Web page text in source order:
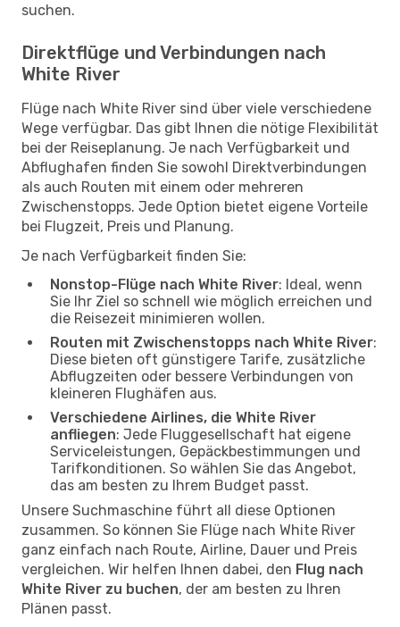
suchen.
Direktflüge und Verbindungen nach
White River
Flüge nach White River sind über viele verschiedene
Wege verfügbar. Das gibt Ihnen die nötige Flexibilität
bei der Reiseplanung. Je nach Verfügbarkeit und
Abflughafen finden Sie sowohl Direktverbindungen
als auch Routen mit einem oder mehreren
Zwischenstopps. Jede Option bietet eigene Vorteile
bei Flugzeit, Preis und Planung.
Je nach Verfügbarkeit finden Sie:
Nonstop-Flüge nach White River: Ideal, wenn
Sie Ihr Ziel so schnell wie möglich erreichen und
die Reisezeit minimieren wollen.
Routen mit Zwischenstopps nach White River:
Diese bieten oft günstigere Tarife, zusätzliche
Abflugzeiten oder bessere Verbindungen von
kleineren Flughäfen aus.
Verschiedene Airlines, die White River
anfliegen: Jede Fluggesellschaft hat eigene
Serviceleistungen, Gepäckbestimmungen und
Tarifkonditionen. So wählen Sie das Angebot,
das am besten zu Ihrem Budget passt.
Unsere Suchmaschine führt all diese Optionen
zusammen. So können Sie Flüge nach White River
ganz einfach nach Route, Airline, Dauer und Preis
vergleichen. Wir helfen Ihnen dabei, den Flug nach
White River zu buchen, der am besten zu Ihren
Plänen passt.